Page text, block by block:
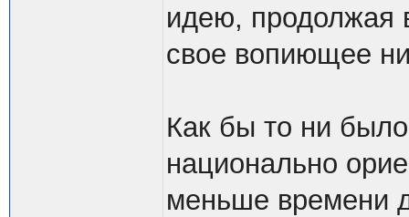
идею, продолжая
свое вопиющее
Как бы то ни
национально
меньше времени